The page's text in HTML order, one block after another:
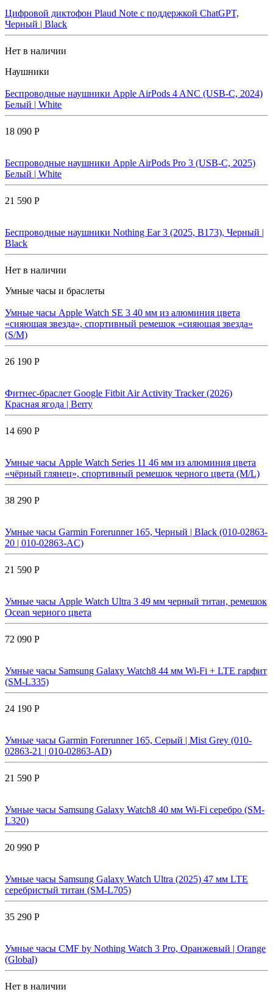
Цифровой диктофон Plaud Note с поддержкой ChatGPT,
Черный | Black
Нет в наличии
Наушники
Беспроводные наушники Apple AirPods 4 ANC (USB-C, 2024)
Белый | White
18 090 Р
Беспроводные наушники Apple AirPods Pro 3 (USB-C, 2025)
Белый | White
21 590 Р
Беспроводные наушники Nothing Ear 3 (2025, B173), Черный |
Black
Нет в наличии
Умные часы и браслеты
Умные часы Apple Watch SE 3 40 мм из алюминия цвета
«сияющая звезда», спортивный ремешок «сияющая звезда»
(S/M)
26 190 Р
Фитнес-браслет Google Fitbit Air Activity Tracker (2026)
Красная ягода | Berry
14 690 Р
Умные часы Apple Watch Series 11 46 мм из алюминия цвета
«чёрный глянец», спортивный ремешок черного цвета (M/L)
38 290 Р
Умные часы Garmin Forerunner 165, Черный | Black (010-02863-
20 | 010-02863-AC)
21 590 Р
Умные часы Apple Watch Ultra 3 49 мм черный титан, ремешок
Ocean черного цвета
72 090 Р
Умные часы Samsung Galaxy Watch8 44 мм Wi-Fi + LTE гарфит
(SM-L335)
24 190 Р
Умные часы Garmin Forerunner 165, Серый | Mist Grey (010-
02863-21 | 010-02863-AD)
21 590 Р
Умные часы Samsung Galaxy Watch8 40 мм Wi-Fi серебро (SM-
L320)
20 990 Р
Умные часы Samsung Galaxy Watch Ultra (2025) 47 мм LTE
серебристый титан (SM-L705)
35 290 Р
Умные часы CMF by Nothing Watch 3 Pro, Оранжевый | Orange
(Global)
Нет в наличии